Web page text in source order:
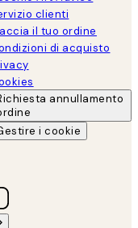
clienti
il tuo ordine
di acquisto
annullamento
i cookie